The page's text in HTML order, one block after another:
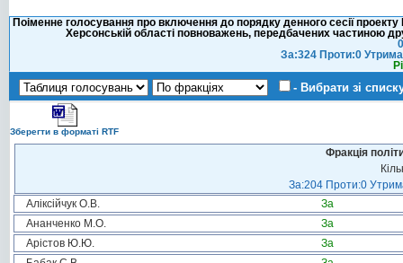
Поіменне голосування про включення до порядку денного сесії
Херсонській області повноважень, передбачених частиною
За:324 Проти:0
- Вибрати зі
Зберегти в форматі RTF
Фракція
За:204 Проти:0
Аліксійчук О.В.
За
Ананченко М.О.
За
Арістов Ю.Ю.
За